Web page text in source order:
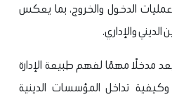
عمليات الدخول والخروج، بما يعكس
والإداري.
مدخلًا مهمًا لفهم طبيعة الإدارة
تداخل المؤسسات الدينية